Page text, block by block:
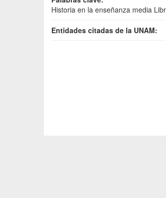
Historia en la enseñanza media
Entidades citadas de la UNAM: